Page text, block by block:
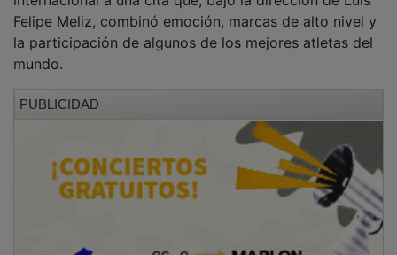
Felipe Meliz, combinó emoción, marcas de alto nivel y
la participación de algunos de los mejores atletas del
mundo.
PUBLICIDAD